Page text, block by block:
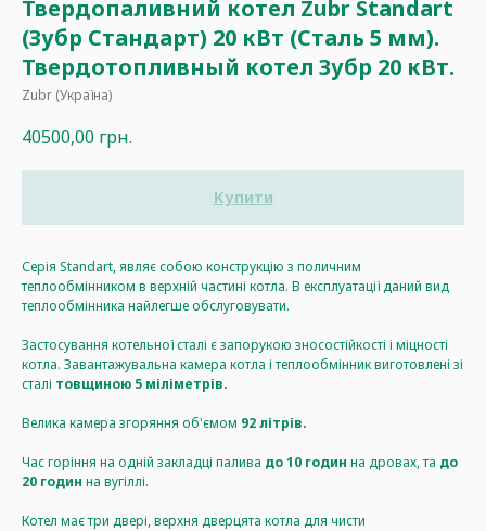
Твердопаливний котел Zubr Standart
(Зубр Стандарт) 20 кВт (Сталь 5 мм).
Твердотопливный котел Зубр 20 кВт.
Zubr (Україна)
40500,00 грн.
Купити
Серія Standart, являє собою конструкцію з поличним
теплообмінником в верхній частині котла. В експлуатації даний вид
теплообмінника найлегше обслуговувати.
Застосування котельної сталі є запорукою зносостійкості і міцності
котла. Завантажувальна камера котла і теплообмінник виготовлені зі
сталі товщиною 5 міліметрів.
Велика камера згоряння об'ємом 92 літрів.
Час горіння на одній закладці палива до 10 годин на дровах, та до
20 годин на вугіллі.
Котел має три двері, верхня дверцята котла для чисти